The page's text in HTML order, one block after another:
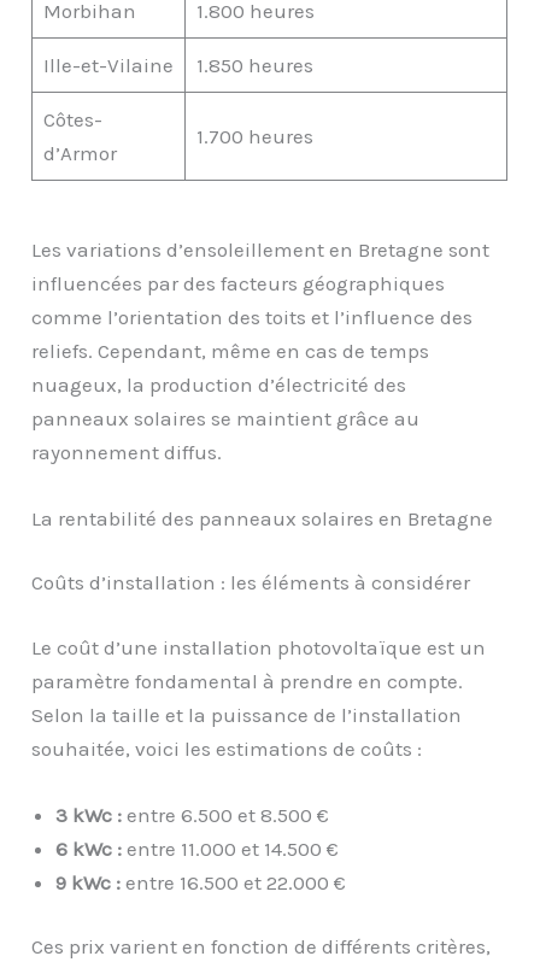
Morbihan 1.800 heures
Ille-et-Vilaine 1.850 heures
Côtes-
d’Armor
1.700 heures
Les variations d’ensoleillement en Bretagne sont
influencées par des facteurs géographiques
comme l’orientation des toits et l’influence des
reliefs. Cependant, même en cas de temps
nuageux, la production d’électricité des
panneaux solaires se maintient grâce au
rayonnement diffus.
La rentabilité des panneaux solaires en Bretagne
Coûts d’installation : les éléments à considérer
Le coût d’une installation photovoltaïque est un
paramètre fondamental à prendre en compte.
Selon la taille et la puissance de l’installation
souhaitée, voici les estimations de coûts :
3 kWc : entre 6.500 et 8.500 €
6 kWc : entre 11.000 et 14.500 €
9 kWc : entre 16.500 et 22.000 €
Ces prix varient en fonction de différents critères,